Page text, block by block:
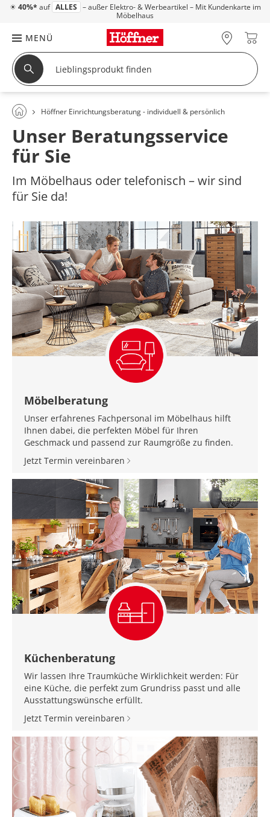
☀ 40%* auf ALLES – außer Elektro- & Werbeartikel – Mit Kundenkarte im
Möbelhaus
MENÜ
Höffner Einrichtungsberatung - individuell & persönlich
Unser Beratungsservice
für Sie
Im Möbelhaus oder telefonisch – wir sind
für Sie da!
Möbelberatung
Unser erfahrenes Fachpersonal im Möbelhaus hilft
Ihnen dabei, die perfekten Möbel für Ihren
Geschmack und passend zur Raumgröße zu finden.
Jetzt Termin vereinbaren
Küchenberatung
Wir lassen Ihre Traumküche Wirklichkeit werden: Für
eine Küche, die perfekt zum Grundriss passt und alle
Ausstattungswünsche erfüllt.
Jetzt Termin vereinbaren